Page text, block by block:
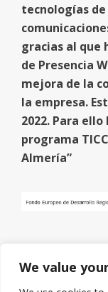
We value
tecnologías
gracias al que
de Presencia
mejora de la
la empresa.
2022. Para
programa
Almería”